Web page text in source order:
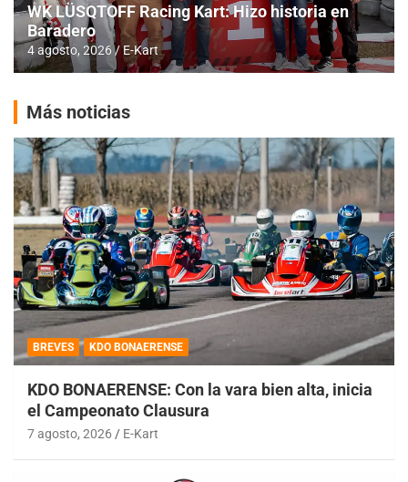
WK LÜSQTOFF Racing Kart: Hizo historia en
Baradero
4 agosto, 2026 E-Kart
Más noticias
BREVES KDO BONAERENSE
KDO BONAERENSE: Con la vara bien alta, inicia
el Campeonato Clausura
7 agosto, 2026 E-Kart